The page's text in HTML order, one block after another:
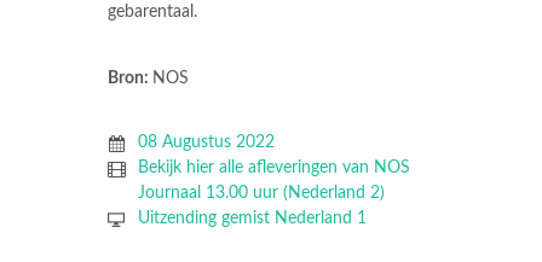
gebarentaal.
Bron: NOS
08 Augustus 2022
Bekijk hier alle afleveringen van NOS
Journaal 13.00 uur (Nederland 2)
Uitzending gemist Nederland 1